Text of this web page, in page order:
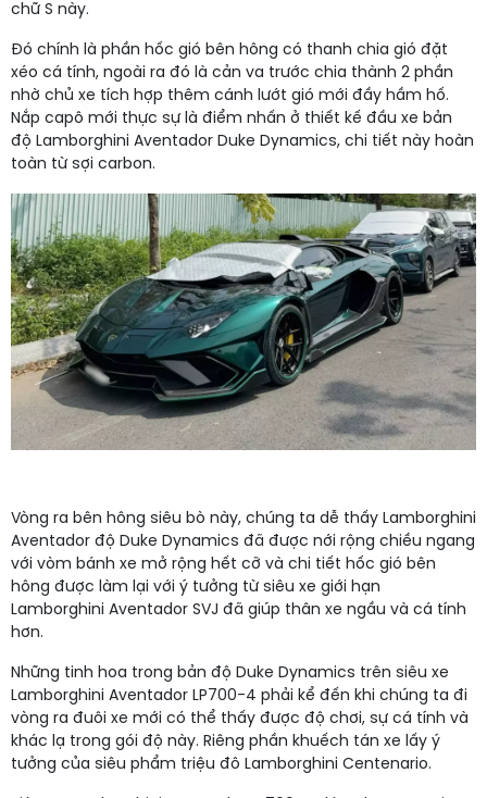
chữ S này.
Đó chính là phần hốc gió bên hông có thanh chia gió đặt
xéo cá tính, ngoài ra đó là cản va trước chia thành 2 phần
nhờ chủ xe tích hợp thêm cánh lướt gió mới đầy hầm hố.
Nắp capô mới thực sự là điểm nhấn ở thiết kế đầu xe bản
độ Lamborghini Aventador Duke Dynamics, chi tiết này hoàn
toàn từ sợi carbon.
Vòng ra bên hông siêu bò này, chúng ta dễ thấy Lamborghini
Aventador độ Duke Dynamics đã được nới rộng chiều ngang
với vòm bánh xe mở rộng hết cỡ và chi tiết hốc gió bên
hông được làm lại với ý tưởng từ siêu xe giới hạn
Lamborghini Aventador SVJ đã giúp thân xe ngầu và cá tính
hơn.
Những tinh hoa trong bản độ Duke Dynamics trên siêu xe
Lamborghini Aventador LP700-4 phải kể đến khi chúng ta đi
vòng ra đuôi xe mới có thể thấy được độ chơi, sự cá tính và
khác lạ trong gói độ này. Riêng phần khuếch tán xe lấy ý
tưởng của siêu phẩm triệu đô Lamborghini Centenario.